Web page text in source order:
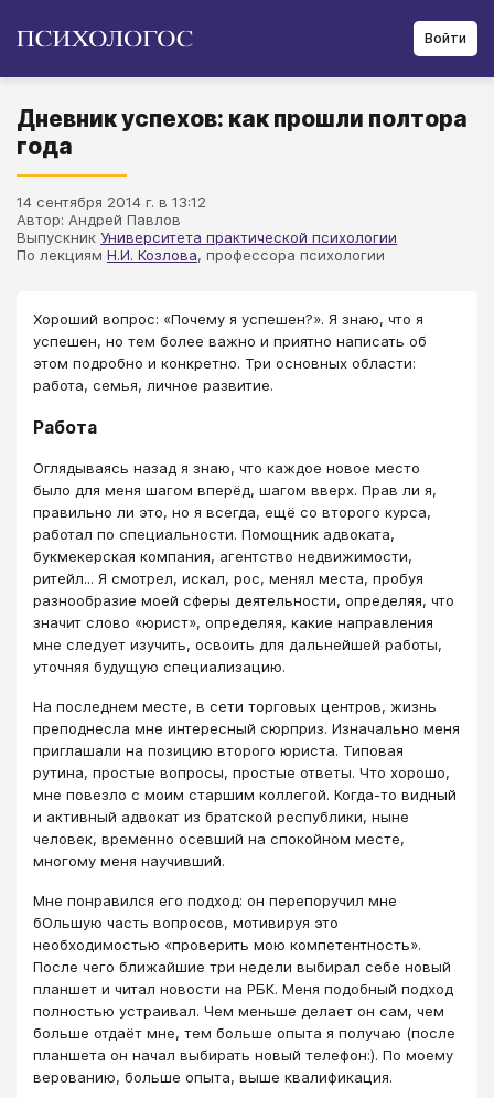
Войти
Дневник успехов: как прошли полтора
года
14 сентября 2014 г. в 13:12
Автор: Андрей Павлов
Выпускник Университета практической психологии
По лекциям Н.И. Козлова, профессора психологии
​​​​​​Хороший вопрос: «Почему я успешен?». Я знаю, что я
успешен, но тем более важно и приятно написать об
этом подробно и конкретно. Три основных области:
работа, семья, личное развитие.
Работа
Оглядываясь назад я знаю, что каждое новое место
было для меня шагом вперёд, шагом вверх. Прав ли я,
правильно ли это, но я всегда, ещё со второго курса,
работал по специальности. Помощник адвоката,
букмекерская компания, агентство недвижимости,
ритейл... Я смотрел, искал, рос, менял места, пробуя
разнообразие моей сферы деятельности, определяя, что
значит слово «юрист», определяя, какие направления
мне следует изучить, освоить для дальнейшей работы,
уточняя будущую специализацию.
На последнем месте, в сети торговых центров, жизнь
преподнесла мне интересный сюрприз. Изначально меня
приглашали на позицию второго юриста. Типовая
рутина, простые вопросы, простые ответы. Что хорошо,
мне повезло с моим старшим коллегой. Когда-то видный
и активный адвокат из братской республики, ныне
человек, временно осевший на спокойном месте,
многому меня научивший.
Мне понравился его подход: он перепоручил мне
бОльшую часть вопросов, мотивируя это
необходимостью «проверить мою компетентность».
После чего ближайшие три недели выбирал себе новый
планшет и читал новости на РБК. Меня подобный подход
полностью устраивал. Чем меньше делает он сам, чем
больше отдаёт мне, тем больше опыта я получаю (после
планшета он начал выбирать новый телефон:). По моему
верованию, больше опыта, выше квалификация.